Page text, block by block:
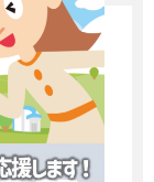
ビリや介護
ただくところ